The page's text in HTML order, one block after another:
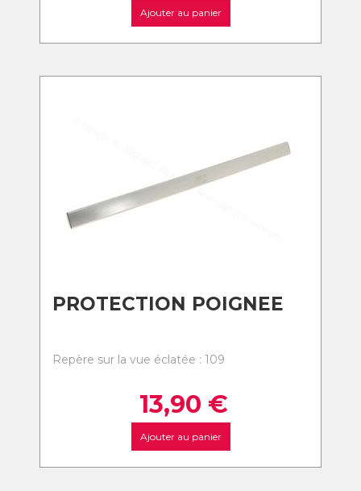
Ajouter au panier
PROTECTION POIGNEE
Repère sur la vue éclatée : 109
13,90 €
Ajouter au panier